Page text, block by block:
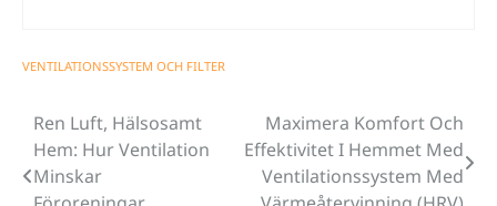
VENTILATIONSSYSTEM OCH FILTER
Inläggsnavigering
Ren Luft, Hälsosamt
Hem: Hur Ventilation
Minskar
Maximera Komfort Och
Effektivitet I Hemmet Med
Ventilationssystem Med